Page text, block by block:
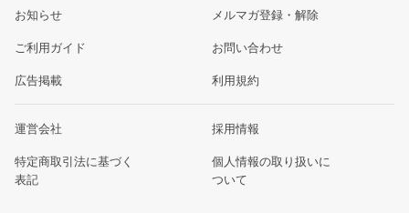
お知らせ メルマガ登録・解除
ご利用ガイド お問い合わせ
広告掲載 利用規約
運営会社 採用情報
特定商取引法に基づく
表記
個人情報の取り扱いに
ついて